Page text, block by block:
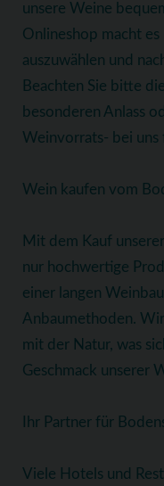
unsere Weine
Onlineshop macht
auszuwählen und
Beachten Sie bitte
besonderen Anlass
Weinvorrats- bei uns
Wein kaufen vom
Mit dem Kauf
nur hochwertige
einer langen
Anbaumethoden.
mit der Natur, was
Geschmack unserer
Ihr Partner für
Viele Hotels und